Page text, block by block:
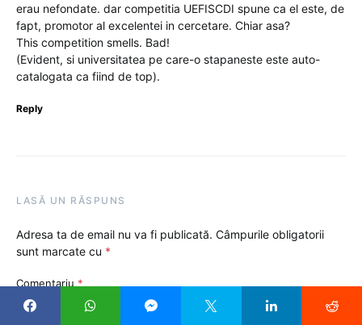
erau nefondate. dar competitia UEFISCDI spune ca el este, de
fapt, promotor al excelentei in cercetare. Chiar asa?
This competition smells. Bad!
(Evident, si universitatea pe care-o stapaneste este auto-
catalogata ca fiind de top).
Reply
LASĂ UN RĂSPUNS
Adresa ta de email nu va fi publicată. Câmpurile obligatorii
sunt marcate cu *
Comentariu*